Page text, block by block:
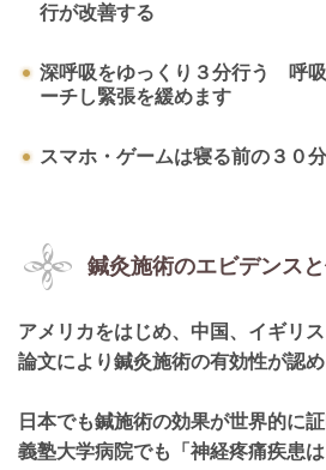
行が改善する
深呼吸をゆっくり３分行う 呼
ーチし緊張を緩めます
スマホ・ゲームは寝る前の３０
鍼灸施術のエビデンス
アメリカをはじめ、中国、イギリ
論文により鍼灸施術の有効性が認め
日本でも鍼施術の効果が世界的に
義塾大学病院でも「神経疼痛疾患